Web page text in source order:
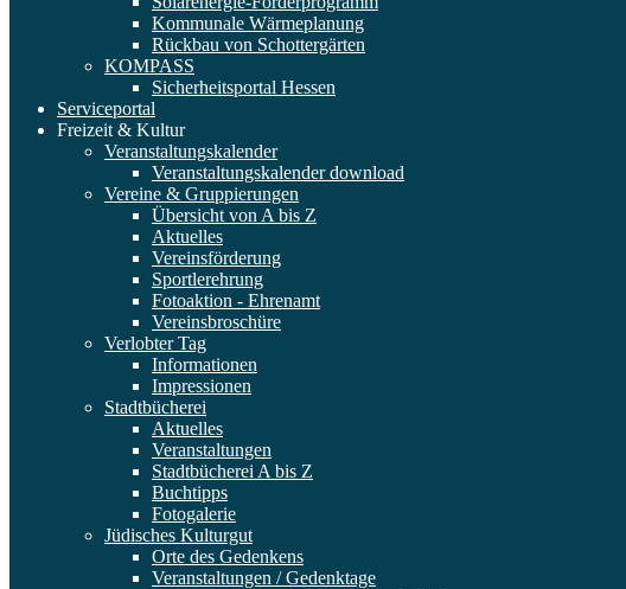
Kommunale Wärmeplanung
Rückbau von Schottergärten
KOMPASS
Sicherheitsportal Hessen
Serviceportal
Freizeit & Kultur
Veranstaltungskalender
Veranstaltungskalender download
Vereine & Gruppierungen
Übersicht von A bis Z
Aktuelles
Vereinsförderung
Sportlerehrung
Fotoaktion - Ehrenamt
Vereinsbroschüre
Verlobter Tag
Informationen
Impressionen
Stadtbücherei
Aktuelles
Veranstaltungen
Stadtbücherei A bis Z
Buchtipps
Fotogalerie
Jüdisches Kulturgut
Orte des Gedenkens
Veranstaltungen / Gedenktage